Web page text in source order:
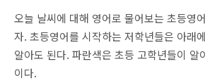
오늘 날씨에 대해 영어로 물어보는 초등영
자. 초등영어를 시작하는 저학년들은 아래
알아도 된다. 파란색은 초등 고학년들이 알
이다.